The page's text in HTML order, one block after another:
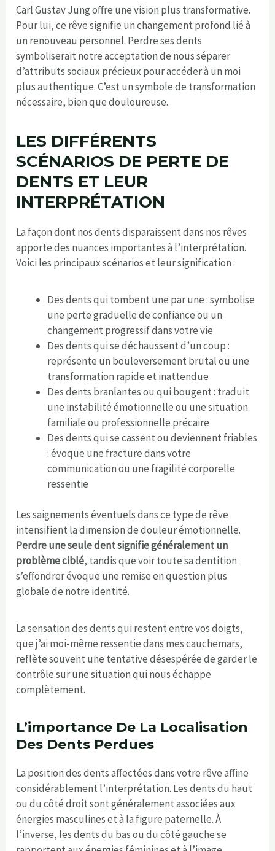
Carl Gustav Jung offre une vision plus transformative.
Pour lui, ce rêve signifie un changement profond lié à
un renouveau personnel. Perdre ses dents
symboliserait notre acceptation de nous séparer
d’attributs sociaux précieux pour accéder à un moi
plus authentique. C’est un symbole de transformation
nécessaire, bien que douloureuse.
LES DIFFÉRENTS
SCÉNARIOS DE PERTE DE
DENTS ET LEUR
INTERPRÉTATION
La façon dont nos dents disparaissent dans nos rêves
apporte des nuances importantes à l’interprétation.
Voici les principaux scénarios et leur signification :
Des dents qui tombent une par une : symbolise
une perte graduelle de confiance ou un
changement progressif dans votre vie
Des dents qui se déchaussent d’un coup :
représente un bouleversement brutal ou une
transformation rapide et inattendue
Des dents branlantes ou qui bougent : traduit
une instabilité émotionnelle ou une situation
familiale ou professionnelle précaire
Des dents qui se cassent ou deviennent friables
: évoque une fracture dans votre
communication ou une fragilité corporelle
ressentie
Les saignements éventuels dans ce type de rêve
intensifient la dimension de douleur émotionnelle.
Perdre une seule dent signifie généralement un
problème ciblé, tandis que voir toute sa dentition
s’effondrer évoque une remise en question plus
globale de notre identité.
La sensation des dents qui restent entre vos doigts,
que j’ai moi-même ressentie dans mes cauchemars,
reflète souvent une tentative désespérée de garder le
contrôle sur une situation qui nous échappe
complètement.
L’importance De La Localisation
Des Dents Perdues
La position des dents affectées dans votre rêve affine
considérablement l’interprétation. Les dents du haut
ou du côté droit sont généralement associées aux
énergies masculines et à la figure paternelle. À
l’inverse, les dents du bas ou du côté gauche se